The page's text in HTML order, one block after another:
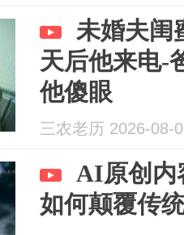
未婚夫闺
天后他来电-
他傻眼
三农老历 2026-08-
AI原创内
如何颠覆传